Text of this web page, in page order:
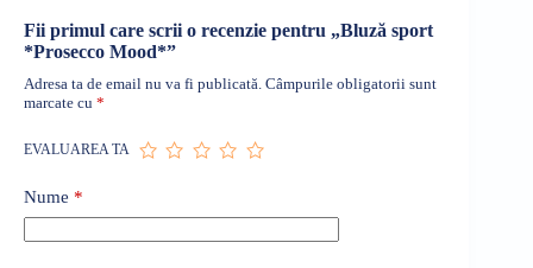
Fii primul care scrii o recenzie pentru „Bluză sport
*Prosecco Mood*”
Adresa ta de email nu va fi publicată. Câmpurile obligatorii sunt
marcate cu *
EVALUAREA TA
Nume *